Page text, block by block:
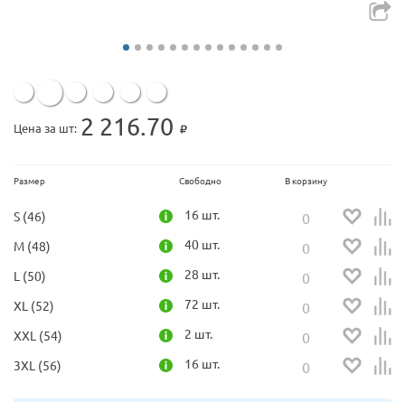
Цена за шт: 2 216.70
Размер Свободно В корзину
S (46) 16 шт.
M (48) 40 шт.
L (50) 28 шт.
XL (52) 72 шт.
XXL (54) 2 шт.
3XL (56) 16 шт.